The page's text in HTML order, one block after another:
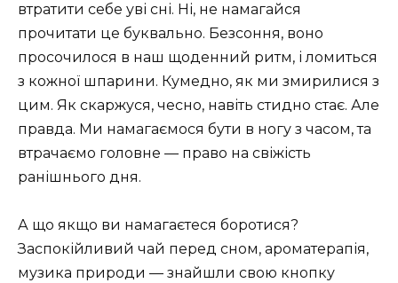
втратити себе уві сні. Ні, не намагайся
прочитати це буквально. Безсоння, воно
просочилося в наш щоденний ритм, і ломиться
з кожної шпарини. Кумедно, як ми змирилися з
цим. Як скаржуся, чесно, навіть стидно стає. Але
правда. Ми намагаємося бути в ногу з часом, та
втрачаємо головне — право на свіжість
ранішнього дня.
А що якщо ви намагаєтеся боротися?
Заспокійливий чай перед сном, ароматерапія,
музика природи — знайшли свою кнопку